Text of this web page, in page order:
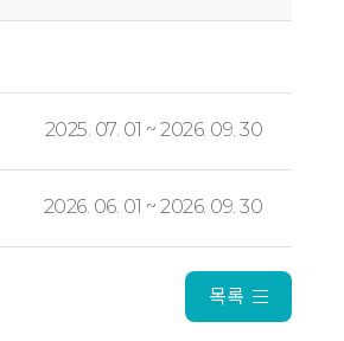
2025. 07. 01 ~ 2026. 09. 30
2026. 06. 01 ~ 2026. 09. 30
목록